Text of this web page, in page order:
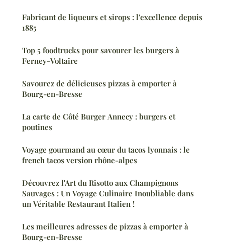
Fabricant de liqueurs et sirops : l'excellence depuis
1885
Top 5 foodtrucks pour savourer les burgers à
Ferney-Voltaire
Savourez de délicieuses pizzas à emporter à
Bourg-en-Bresse
La carte de Côté Burger Annecy : burgers et
poutines
Voyage gourmand au cœur du tacos lyonnais : le
french tacos version rhône-alpes
Découvrez l'Art du Risotto aux Champignons
Sauvages : Un Voyage Culinaire Inoubliable dans
un Véritable Restaurant Italien !
Les meilleures adresses de pizzas à emporter à
Bourg-en-Bresse